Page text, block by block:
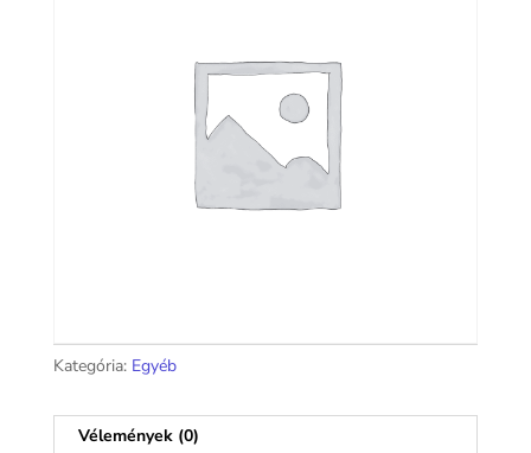
Kategória: Egyéb
Vélemények (0)